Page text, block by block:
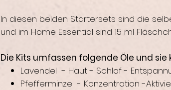
In diesen beiden Startersets sind die
und im Home Essential sind 15 ml
Die Kits umfassen folgende Öle und
Lavendel - Haut - Schlaf -
Pfefferminze - Konzentration -